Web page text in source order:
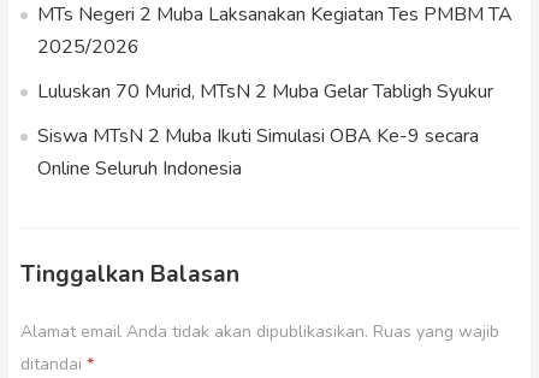
MTs Negeri 2 Muba Laksanakan Kegiatan Tes PMBM TA
2025/2026
Luluskan 70 Murid, MTsN 2 Muba Gelar Tabligh Syukur
Siswa MTsN 2 Muba Ikuti Simulasi OBA Ke-9 secara
Online Seluruh Indonesia
Tinggalkan Balasan
Alamat email Anda tidak akan dipublikasikan. Ruas yang wajib
ditandai *